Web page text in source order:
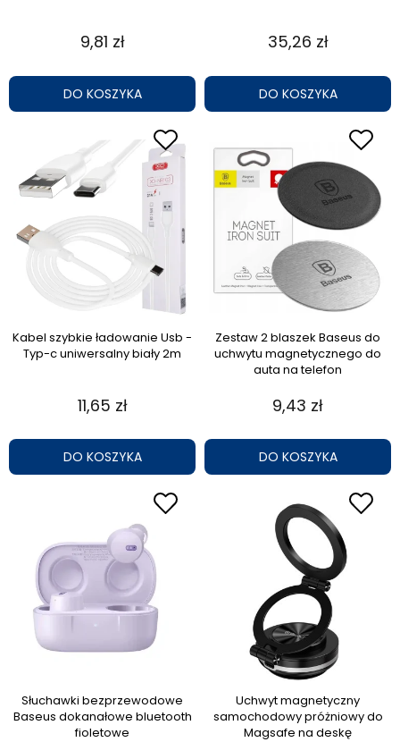
9,81 zł
DO KOSZYKA
35,26 zł
DO KOSZYKA
Kabel szybkie ładowanie Usb -
Typ-c uniwersalny biały 2m
11,65 zł
DO KOSZYKA
Zestaw 2 blaszek Baseus do
uchwytu magnetycznego do
auta na telefon
9,43 zł
DO KOSZYKA
Słuchawki bezprzewodowe
Baseus dokanałowe bluetooth
fioletowe
Uchwyt magnetyczny
samochodowy próżniowy do
Magsafe na deskę